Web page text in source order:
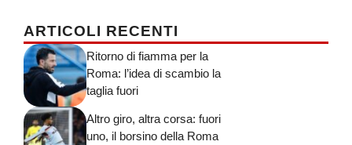
ARTICOLI RECENTI
Ritorno di fiamma per la
Roma: l’idea di scambio la
taglia fuori
Altro giro, altra corsa: fuori
uno, il borsino della Roma